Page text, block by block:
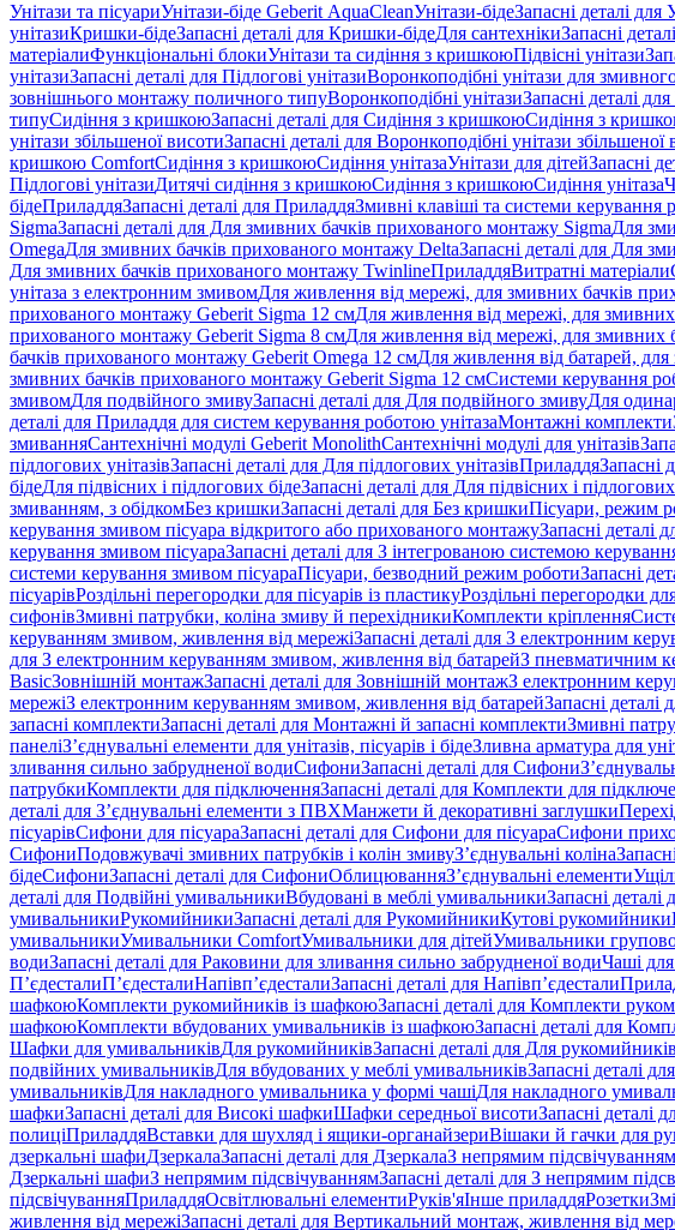
Унітази та пісуариУнітази-біде Geberit AquaCleanУнітази-бідеЗапасні деталі для
унітазиКришки-бідеЗапасні деталі для Кришки-бідеДля сантехнікиЗапасні
матеріалиФункціональні блокиУнітази та сидіння з кришкоюПідвісні унітази
унітазиЗапасні деталі для Підлогові унітазиВоронкоподібні унітази для
зовнішнього монтажу поличного типуВоронкоподібні унітазиЗапасні деталі
типуСидіння з кришкоюЗапасні деталі для Сидіння з кришкоюСидіння з
унітази збільшеної висотиЗапасні деталі для Воронкоподібні унітази збільшеної
кришкою ComfortСидіння з кришкоюСидіння унітазаУнітази для дітейЗапасні
Підлогові унітазиДитячі сидіння з кришкоюСидіння з кришкоюСидіння унітаза
бідеПриладдяЗапасні деталі для ПриладдяЗмивні клавіші та системи керування
SigmaЗапасні деталі для Для змивних бачків прихованого монтажу SigmaДля
OmegaДля змивних бачків прихованого монтажу DeltaЗапасні деталі для Для
Для змивних бачків прихованого монтажу TwinlineПриладдяВитратні матеріали
унітаза з електронним змивомДля живлення від мережі, для змивних бачків
прихованого монтажу Geberit Sigma 12 смДля живлення від мережі, для
прихованого монтажу Geberit Sigma 8 смДля живлення від мережі, для змивних
бачків прихованого монтажу Geberit Omega 12 смДля живлення від батарей,
змивних бачків прихованого монтажу Geberit Sigma 12 смСистеми керування
змивомДля подвійного змивуЗапасні деталі для Для подвійного змивуДля
деталі для Приладдя для систем керування роботою унітазаМонтажні комплекти
змиванняСантехнічні модулі Geberit MonolithСантехнічні модулі для унітазів
підлогових унітазівЗапасні деталі для Для підлогових унітазівПриладдяЗапасні
бідеДля підвісних і підлогових бідеЗапасні деталі для Для підвісних і
змиванням, з обідкомБез кришкиЗапасні деталі для Без кришкиПісуари, режим
керування змивом пісуара відкритого або прихованого монтажуЗапасні деталі
керування змивом пісуараЗапасні деталі для З інтегрованою системою
системи керування змивом пісуараПісуари, безводний режим роботиЗапасні
пісуарівРоздільні перегородки для пісуарів із пластикуРоздільні перегородки
сифонівЗмивні патрубки, коліна змиву й перехідникиКомплекти кріплення
керуванням змивом, живлення від мережіЗапасні деталі для З електронним
для З електронним керуванням змивом, живлення від батарейЗ пневматичним
BasicЗовнішній монтажЗапасні деталі для Зовнішній монтажЗ електронним
мережіЗ електронним керуванням змивом, живлення від батарейЗапасні
запасні комплектиЗапасні деталі для Монтажні й запасні комплектиЗмивні
панеліЗ’єднувальні елементи для унітазів, пісуарів і бідеЗливна арматура для
зливання сильно забрудненої водиСифониЗапасні деталі для Сифони
патрубкиКомплекти для підключенняЗапасні деталі для Комплекти для
деталі для З’єднувальні елементи з ПВХМанжети й декоративні заглушки
пісуарівСифони для пісуараЗапасні деталі для Сифони для пісуараСифони
СифониПодовжувачі змивних патрубків і колін змивуЗ’єднувальні коліна
бідеСифониЗапасні деталі для СифониОблицюванняЗ’єднувальні елементи
деталі для Подвійні умивальникиВбудовані в меблі умивальникиЗапасні
умивальникиРукомийникиЗапасні деталі для РукомийникиКутові рукомийники
умивальникиУмивальники ComfortУмивальники для дітейУмивальники
водиЗапасні деталі для Раковини для зливання сильно забрудненої водиЧаші
П’єдесталиП’єдесталиНапівп’єдесталиЗапасні деталі для Напівп’єдестали
шафкоюКомплекти рукомийників із шафкоюЗапасні деталі для Комплекти
шафкоюКомплекти вбудованих умивальників із шафкоюЗапасні деталі для
Шафки для умивальниківДля рукомийниківЗапасні деталі для Для рукомийників
подвійних умивальниківДля вбудованих у меблі умивальниківЗапасні деталі
умивальниківДля накладного умивальника у формі чашіДля накладного
шафкиЗапасні деталі для Високі шафкиШафки середньої висотиЗапасні деталі
полиціПриладдяВставки для шухляд і ящики-органайзериВішаки й гачки для
дзеркальні шафиДзеркалаЗапасні деталі для ДзеркалаЗ непрямим підсвічуванням
Дзеркальні шафиЗ непрямим підсвічуваннямЗапасні деталі для З непрямим
підсвічуванняПриладдяОсвітлювальні елементиРуків'яІнше приладдяРозетки
живлення від мережіЗапасні деталі для Вертикальний монтаж, живлення від